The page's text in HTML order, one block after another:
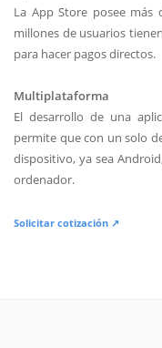
La App Store posee más
millones de usuarios
para hacer pagos directos.
Multiplataforma
El desarrollo de una
permite que con un solo
dispositivo, ya sea
ordenador.
Solicitar cotización ↗